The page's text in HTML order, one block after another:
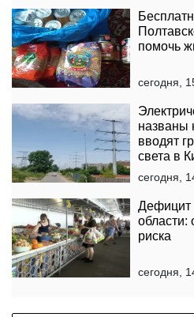
помочь
сегодня,
названы
вводят
света в
на 7
сегодня,
Дефицит
области:
риска
сегодня,